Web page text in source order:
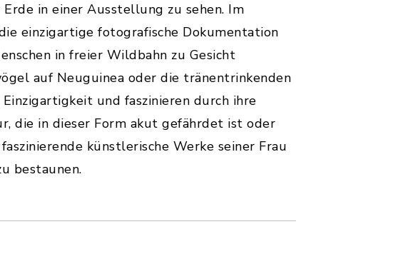
in einer Ausstellung zu sehen. Im
einzigartige fotografische Dokumentation
in freier Wildbahn zu Gesicht
auf Neuguinea oder die tränentrinkenden
und faszinieren durch ihre
die in dieser Form akut gefährdet ist oder
künstlerische Werke seiner Frau
bestaunen.